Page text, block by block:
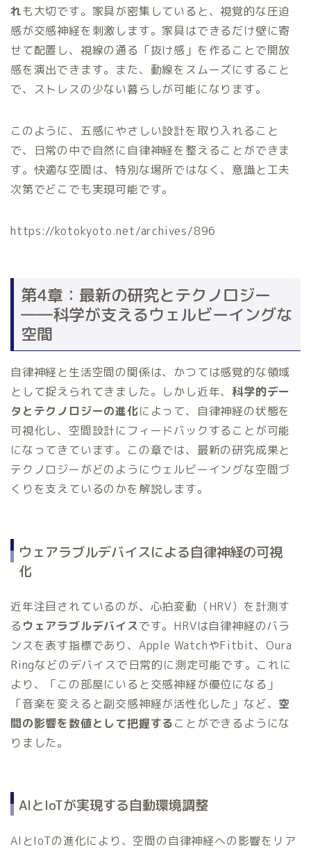
れも大切です。家具が密集していると、視覚的な圧迫
感が交感神経を刺激します。家具はできるだけ壁に寄
せて配置し、視線の通る「抜け感」を作ることで開放
感を演出できます。また、動線をスムーズにすること
で、ストレスの少ない暮らしが可能になります。
このように、五感にやさしい設計を取り入れること
で、日常の中で自然に自律神経を整えることができま
す。快適な空間は、特別な場所ではなく、意識と工夫
次第でどこでも実現可能です。
https://kotokyoto.net/archives/896
第4章：最新の研究とテクノロジー
――科学が支えるウェルビーイングな
空間
自律神経と生活空間の関係は、かつては感覚的な領域
として捉えられてきました。しかし近年、 科学的デー
タとテクノロジーの進化によって、自律神経の状態を
可視化し、空間設計にフィードバックすることが可能
になってきています。この章では、最新の研究成果と
テクノロジーがどのようにウェルビーイングな空間づ
くりを支えているのかを解説します。
ウェアラブルデバイスによる自律神経の可視
化
近年注目されているのが、心拍変動（HRV）を計測す
る ウェアラブルデバイスです。HRVは自律神経のバラ
ンスを表す指標であり、Apple WatchやFitbit、Oura
Ringなどのデバイスで日常的に測定可能です。これに
より、「この部屋にいると交感神経が優位になる」
「音楽を変えると副交感神経が活性化した」など、 空
間の影響を数値として把握することができるようにな
りました。
AIとIoTが実現する自動環境調整
AIとIoTの進化により、空間の自律神経への影響をリア